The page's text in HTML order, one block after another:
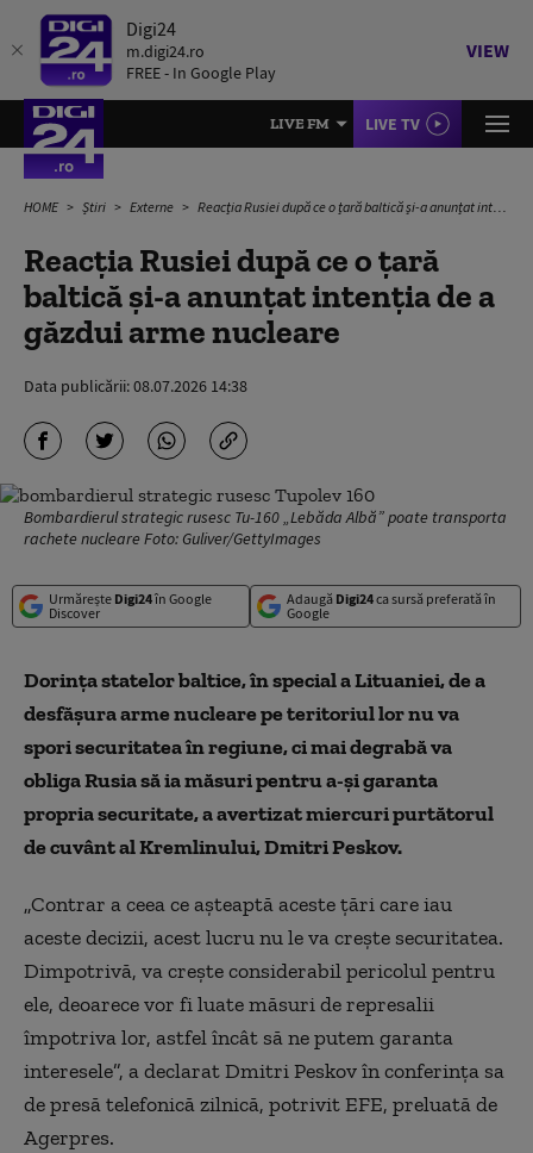
Digi24
m.digi24.ro
FREE - In Google Play
VIEW
LIVE FM LIVE TV
HOME Știri Externe Reacția Rusiei după ce o țară baltică și-a anunțat intenția de a găzdui arme nucleare
Reacția Rusiei după ce o țară
baltică și-a anunțat intenția de a
găzdui arme nucleare
Data publicării:08.07.2026 14:38
Bombardierul strategic rusesc Tu-160 „Lebăda Albă” poate transporta
rachete nucleare Foto: Guliver/GettyImages
Urmărește Digi24în Google
Discover
Adaugă Digi24ca sursă preferată în
Google
Dorinţa statelor baltice, în special a Lituaniei, de a
desfăşura arme nucleare pe teritoriul lor nu va
spori securitatea în regiune, ci mai degrabă va
obliga Rusia să ia măsuri pentru a-şi garanta
propria securitate, a avertizat miercuri purtătorul
de cuvânt al Kremlinului, Dmitri Peskov.
„Contrar a ceea ce aşteaptă aceste ţări care iau
aceste decizii, acest lucru nu le va creşte securitatea.
Dimpotrivă, va creşte considerabil pericolul pentru
ele, deoarece vor fi luate măsuri de represalii
împotriva lor, astfel încât să ne putem garanta
interesele”, a declarat Dmitri Peskov în conferinţa sa
de presă telefonică zilnică, potrivit EFE, preluată de
Agerpres.